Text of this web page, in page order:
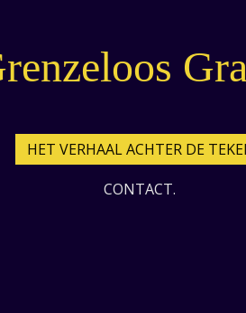
HET VERHAAL ACHTER DE
CONTACT.